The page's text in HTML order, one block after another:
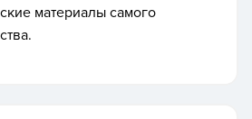
материалы самого